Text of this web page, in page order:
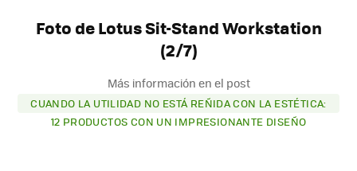
Foto de Lotus Sit-Stand Workstation
(2/7)
Más información en el post
CUANDO LA UTILIDAD NO ESTÁ REÑIDA CON LA ESTÉTICA:
12 PRODUCTOS CON UN IMPRESIONANTE DISEÑO